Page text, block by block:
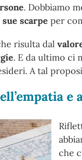
. Dobbiamo
scarpe per
risulta dal
. E da ultimo ci
A tal
e
che